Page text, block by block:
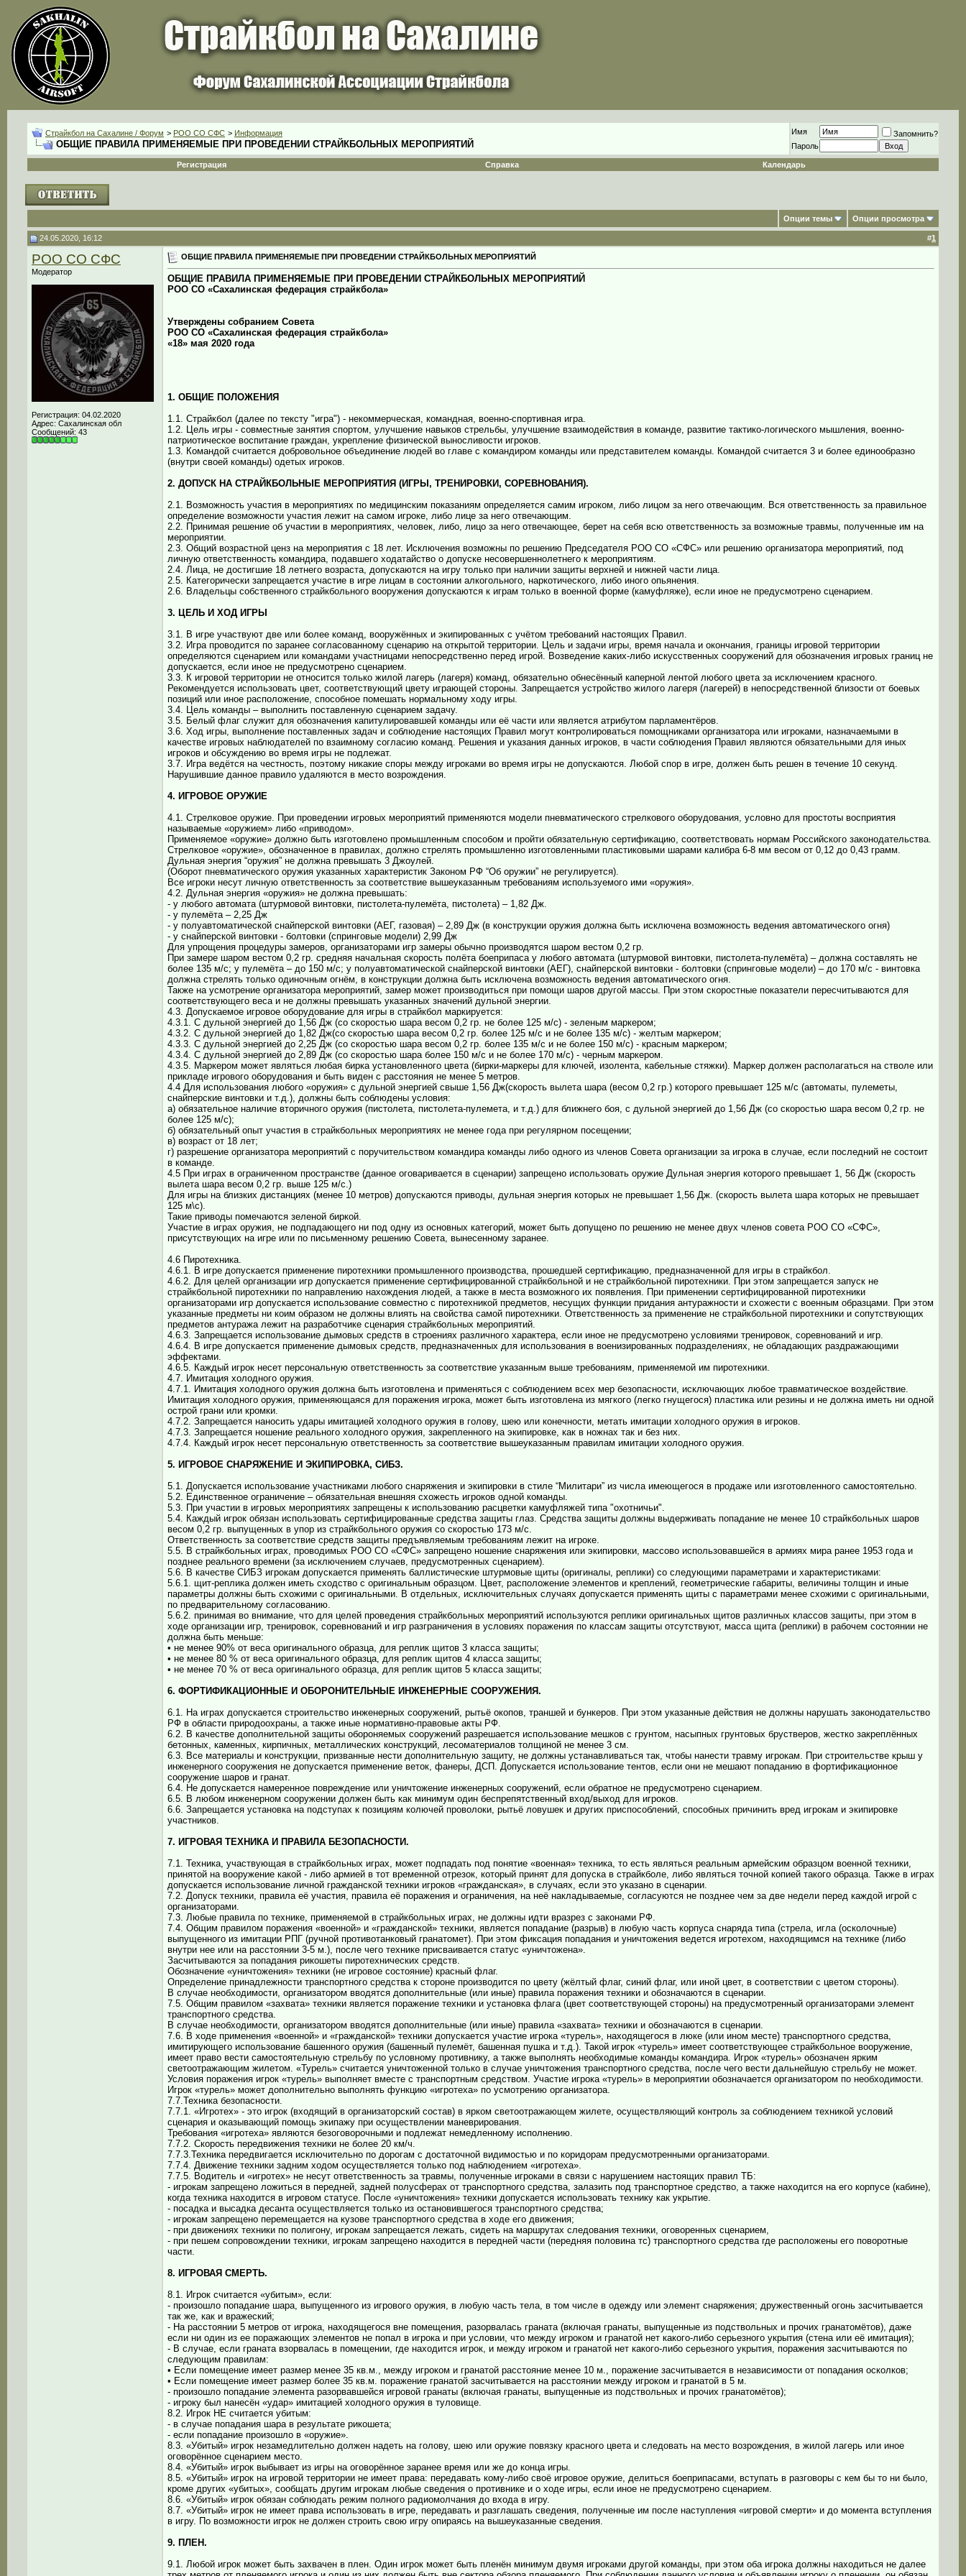
Страйкбол на Сахалине / Форум > РОО СО СФС > Информация
ОБЩИЕ ПРАВИЛА ПРИМЕНЯЕМЫЕ ПРИ ПРОВЕДЕНИИ СТРАЙКБОЛЬНЫХ МЕРОПРИЯТИЙ
Имя
Запомнить?
Пароль
Регистрация Справка Календарь
Опции темы Опции просмотра
24.05.2020, 16:12 #1
РОО СО СФС
Модератор
Регистрация: 04.02.2020
Адрес: Сахалинская обл
Сообщений: 43
ОБЩИЕ ПРАВИЛА ПРИМЕНЯЕМЫЕ ПРИ ПРОВЕДЕНИИ СТРАЙКБОЛЬНЫХ МЕРОПРИЯТИЙ
ОБЩИЕ ПРАВИЛА ПРИМЕНЯЕМЫЕ ПРИ ПРОВЕДЕНИИ СТРАЙКБОЛЬНЫХ МЕРОПРИЯТИЙ
РОО СО «Сахалинская федерация страйкбола»
Утверждены собранием Совета
РОО СО «Сахалинская федерация страйкбола»
«18» мая 2020 года
1. ОБЩИЕ ПОЛОЖЕНИЯ
1.1. Страйкбол (далее по тексту "игра") - некоммерческая, командная, военно-спортивная игра.
1.2. Цель игры - совместные занятия спортом, улучшение навыков стрельбы, улучшение взаимодействия в команде, развитие тактико-логического мышления, военно-
патриотическое воспитание граждан, укрепление физической выносливости игроков.
1.3. Командой считается добровольное объединение людей во главе с командиром команды или представителем команды. Командой считается 3 и более единообразно
(внутри своей команды) одетых игроков.
2. ДОПУСК НА СТРАЙКБОЛЬНЫЕ МЕРОПРИЯТИЯ (ИГРЫ, ТРЕНИРОВКИ, СОРЕВНОВАНИЯ).
2.1. Возможность участия в мероприятиях по медицинским показаниям определяется самим игроком, либо лицом за него отвечающим. Вся ответственность за правильное
определение возможности участия лежит на самом игроке, либо лице за него отвечающим.
2.2. Принимая решение об участии в мероприятиях, человек, либо, лицо за него отвечающее, берет на себя всю ответственность за возможные травмы, полученные им на
мероприятии.
2.3. Общий возрастной ценз на мероприятия с 18 лет. Исключения возможны по решению Председателя РОО СО «СФС» или решению организатора мероприятий, под
личную ответственность командира, подавшего ходатайство о допуске несовершеннолетнего к мероприятиям.
2.4. Лица, не достигшие 18 летнего возраста, допускаются на игру только при наличии защиты верхней и нижней части лица.
2.5. Категорически запрещается участие в игре лицам в состоянии алкогольного, наркотического, либо иного опьянения.
2.6. Владельцы собственного страйкбольного вооружения допускаются к играм только в военной форме (камуфляже), если иное не предусмотрено сценарием.
3. ЦЕЛЬ И ХОД ИГРЫ
3.1. В игре участвуют две или более команд, вооружённых и экипированных с учётом требований настоящих Правил.
3.2. Игра проводится по заранее согласованному сценарию на открытой территории. Цель и задачи игры, время начала и окончания, границы игровой территории
определяются сценарием или командами участницами непосредственно перед игрой. Возведение каких-либо искусственных сооружений для обозначения игровых границ не
допускается, если иное не предусмотрено сценарием.
3.3. К игровой территории не относится только жилой лагерь (лагеря) команд, обязательно обнесённый каперной лентой любого цвета за исключением красного.
Рекомендуется использовать цвет, соответствующий цвету играющей стороны. Запрещается устройство жилого лагеря (лагерей) в непосредственной близости от боевых
позиций или иное расположение, способное помешать нормальному ходу игры.
3.4. Цель команды – выполнить поставленную сценарием задачу.
3.5. Белый флаг служит для обозначения капитулировавшей команды или её части или является атрибутом парламентёров.
3.6. Ход игры, выполнение поставленных задач и соблюдение настоящих Правил могут контролироваться помощниками организатора или игроками, назначаемыми в
качестве игровых наблюдателей по взаимному согласию команд. Решения и указания данных игроков, в части соблюдения Правил являются обязательными для иных
игроков и обсуждению во время игры не подлежат.
3.7. Игра ведётся на честность, поэтому никакие споры между игроками во время игры не допускаются. Любой спор в игре, должен быть решен в течение 10 секунд.
Нарушившие данное правило удаляются в место возрождения.
4. ИГРОВОЕ ОРУЖИЕ
4.1. Стрелковое оружие. При проведении игровых мероприятий применяются модели пневматического стрелкового оборудования, условно для простоты восприятия
называемые «оружием» либо «приводом».
Применяемое «оружие» должно быть изготовлено промышленным способом и пройти обязательную сертификацию, соответствовать нормам Российского законодательства.
Стрелковое «оружие», обозначенное в правилах, должно стрелять промышленно изготовленными пластиковыми шарами калибра 6-8 мм весом от 0,12 до 0,43 грамм.
Дульная энергия “оружия” не должна превышать 3 Джоулей.
(Оборот пневматического оружия указанных характеристик Законом РФ “Об оружии” не регулируется).
Все игроки несут личную ответственность за соответствие вышеуказанным требованиям используемого ими «оружия».
4.2. Дульная энергия «оружия» не должна превышать:
- у любого автомата (штурмовой винтовки, пистолета-пулемёта, пистолета) – 1,82 Дж.
- у пулемёта – 2,25 Дж
- у полуавтоматической снайперской винтовки (АЕГ, газовая) – 2,89 Дж (в конструкции оружия должна быть исключена возможность ведения автоматического огня)
- у снайперской винтовки - болтовки (спринговые модели) 2,99 Дж
Для упрощения процедуры замеров, организаторами игр замеры обычно производятся шаром вестом 0,2 гр.
При замере шаром вестом 0,2 гр. средняя начальная скорость полёта боеприпаса у любого автомата (штурмовой винтовки, пистолета-пулемёта) – должна составлять не
более 135 м/с; у пулемёта – до 150 м/с; у полуавтоматической снайперской винтовки (АЕГ), снайперской винтовки - болтовки (спринговые модели) – до 170 м/с - винтовка
должна стрелять только одиночным огнём, в конструкции должна быть исключена возможность ведения автоматического огня.
Также на усмотрение организатора мероприятий, замер может производиться при помощи шаров другой массы. При этом скоростные показатели пересчитываются для
соответствующего веса и не должны превышать указанных значений дульной энергии.
4.3. Допускаемое игровое оборудование для игры в страйкбол маркируется:
4.3.1. С дульной энергией до 1,56 Дж (со скоростью шара весом 0,2 гр. не более 125 м/с) - зеленым маркером;
4.3.2. С дульной энергией до 1,82 Дж(со скоростью шара весом 0,2 гр. более 125 м/с и не более 135 м/с) - желтым маркером;
4.3.3. С дульной энергией до 2,25 Дж (со скоростью шара весом 0,2 гр. более 135 м/с и не более 150 м/с) - красным маркером;
4.3.4. С дульной энергией до 2,89 Дж (со скоростью шара более 150 м/с и не более 170 м/с) - черным маркером.
4.3.5. Маркером может являться любая бирка установленного цвета (бирки-маркеры для ключей, изолента, кабельные стяжки). Маркер должен располагаться на стволе или
прикладе игрового оборудования и быть виден с расстояния не менее 5 метров.
4.4 Для использования любого «оружия» с дульной энергией свыше 1,56 Дж(скорость вылета шара (весом 0,2 гр.) которого превышает 125 м/с (автоматы, пулеметы,
снайперские винтовки и т.д.), должны быть соблюдены условия:
а) обязательное наличие вторичного оружия (пистолета, пистолета-пулемета, и т.д.) для ближнего боя, с дульной энергией до 1,56 Дж (со скоростью шара весом 0,2 гр. не
более 125 м/с);
б) обязательный опыт участия в страйкбольных мероприятиях не менее года при регулярном посещении;
в) возраст от 18 лет;
г) разрешение организатора мероприятий с поручительством командира команды либо одного из членов Совета организации за игрока в случае, если последний не состоит
в команде.
4.5 При играх в ограниченном пространстве (данное оговаривается в сценарии) запрещено использовать оружие Дульная энергия которого превышает 1, 56 Дж (скорость
вылета шара весом 0,2 гр. выше 125 м/с.)
Для игры на близких дистанциях (менее 10 метров) допускаются приводы, дульная энергия которых не превышает 1,56 Дж. (скорость вылета шара которых не превышает
125 м\с).
Такие приводы помечаются зеленой биркой.
Участие в играх оружия, не подпадающего ни под одну из основных категорий, может быть допущено по решению не менее двух членов совета РОО СО «СФС»,
присутствующих на игре или по письменному решению Совета, вынесенному заранее.
4.6 Пиротехника.
4.6.1. В игре допускается применение пиротехники промышленного производства, прошедшей сертификацию, предназначенной для игры в страйкбол.
4.6.2. Для целей организации игр допускается применение сертифицированной страйкбольной и не страйкбольной пиротехники. При этом запрещается запуск не
страйкбольной пиротехники по направлению нахождения людей, а также в места возможного их появления. При применении сертифицированной пиротехники
организаторами игр допускается использование совместно с пиротехникой предметов, несущих функции придания антуражности и схожести с военным образцами. При этом
указанные предметы ни коим образом не должны влиять на свойства самой пиротехники. Ответственность за применение не страйкбольной пиротехники и сопутствующих
предметов антуража лежит на разработчике сценария страйкбольных мероприятий.
4.6.3. Запрещается использование дымовых средств в строениях различного характера, если иное не предусмотрено условиями тренировок, соревнований и игр.
4.6.4. В игре допускается применение дымовых средств, предназначенных для использования в военизированных подразделениях, не обладающих раздражающими
эффектами.
4.6.5. Каждый игрок несет персональную ответственность за соответствие указанным выше требованиям, применяемой им пиротехники.
4.7. Имитация холодного оружия.
4.7.1. Имитация холодного оружия должна быть изготовлена и применяться с соблюдением всех мер безопасности, исключающих любое травматическое воздействие.
Имитация холодного оружия, применяющаяся для поражения игрока, может быть изготовлена из мягкого (легко гнущегося) пластика или резины и не должна иметь ни одной
острой грани или кромки.
4.7.2. Запрещается наносить удары имитацией холодного оружия в голову, шею или конечности, метать имитации холодного оружия в игроков.
4.7.3. Запрещается ношение реального холодного оружия, закрепленного на экипировке, как в ножнах так и без них.
4.7.4. Каждый игрок несет персональную ответственность за соответствие вышеуказанным правилам имитации холодного оружия.
5. ИГРОВОЕ СНАРЯЖЕНИЕ И ЭКИПИРОВКА, СИБЗ.
5.1. Допускается использование участниками любого снаряжения и экипировки в стиле “Милитари” из числа имеющегося в продаже или изготовленного самостоятельно.
5.2. Единственное ограничение – обязательная внешняя схожесть игроков одной команды.
5.3. При участии в игровых мероприятиях запрещены к использованию расцветки камуфляжей типа "охотничьи".
5.4. Каждый игрок обязан использовать сертифицированные средства защиты глаз. Средства защиты должны выдерживать попадание не менее 10 страйкбольных шаров
весом 0,2 гр. выпущенных в упор из страйкбольного оружия со скоростью 173 м/с.
Ответственность за соответствие средств защиты предъявляемым требованиям лежит на игроке.
5.5. В страйкбольных играх, проводимых РОО СО «СФС» запрещено ношение снаряжения или экипировки, массово использовавшейся в армиях мира ранее 1953 года и
позднее реального времени (за исключением случаев, предусмотренных сценарием).
5.6. В качестве СИБЗ игрокам допускается применять баллистические штурмовые щиты (оригиналы, реплики) со следующими параметрами и характеристиками:
5.6.1. щит-реплика должен иметь сходство с оригинальным образцом. Цвет, расположение элементов и креплений, геометрические габариты, величины толщин и иные
параметры должны быть схожими с оригинальными. В отдельных, исключительных случаях допускается применять щиты с параметрами менее схожими с оригинальными,
по предварительному согласованию.
5.6.2. принимая во внимание, что для целей проведения страйкбольных мероприятий используются реплики оригинальных щитов различных классов защиты, при этом в
ходе организации игр, тренировок, соревнований и игр разграничения в условиях поражения по классам защиты отсутствуют, масса щита (реплики) в рабочем состоянии не
должна быть меньше:
• не менее 90% от веса оригинального образца, для реплик щитов 3 класса защиты;
• не менее 80 % от веса оригинального образца, для реплик щитов 4 класса защиты;
• не менее 70 % от веса оригинального образца, для реплик щитов 5 класса защиты;
6. ФОРТИФИКАЦИОННЫЕ И ОБОРОНИТЕЛЬНЫЕ ИНЖЕНЕРНЫЕ СООРУЖЕНИЯ.
6.1. На играх допускается строительство инженерных сооружений, рытьё окопов, траншей и бункеров. При этом указанные действия не должны нарушать законодательство
РФ в области природоохраны, а также иные нормативно-правовые акты РФ.
6.2. В качестве дополнительной защиты обороняемых сооружений разрешается использование мешков с грунтом, насыпных грунтовых брустверов, жестко закреплённых
бетонных, каменных, кирпичных, металлических конструкций, лесоматериалов толщиной не менее 3 см.
6.3. Все материалы и конструкции, призванные нести дополнительную защиту, не должны устанавливаться так, чтобы нанести травму игрокам. При строительстве крыш у
инженерного сооружения не допускается применение веток, фанеры, ДСП. Допускается использование тентов, если они не мешают попаданию в фортификационное
сооружение шаров и гранат.
6.4. Не допускается намеренное повреждение или уничтожение инженерных сооружений, если обратное не предусмотрено сценарием.
6.5. В любом инженерном сооружении должен быть как минимум один беспрепятственный вход/выход для игроков.
6.6. Запрещается установка на подступах к позициям колючей проволоки, рытьё ловушек и других приспособлений, способных причинить вред игрокам и экипировке
участников.
7. ИГРОВАЯ ТЕХНИКА И ПРАВИЛА БЕЗОПАСНОСТИ.
7.1. Техника, участвующая в страйкбольных играх, может подпадать под понятие «военная» техника, то есть являться реальным армейским образцом военной техники,
принятой на вооружение какой - либо армией в тот временной отрезок, который принят для допуска в страйкболе, либо являться точной копией такого образца. Также в играх
допускается использование личной гражданской техники игроков «гражданская», в случаях, если это указано в сценарии.
7.2. Допуск техники, правила её участия, правила её поражения и ограничения, на неё накладываемые, согласуются не позднее чем за две недели перед каждой игрой с
организаторами.
7.3. Любые правила по технике, применяемой в страйкбольных играх, не должны идти вразрез с законами РФ.
7.4. Общим правилом поражения «военной» и «гражданской» техники, является попадание (разрыв) в любую часть корпуса снаряда типа (стрела, игла (осколочные)
выпущенного из имитации РПГ (ручной противотанковый гранатомет). При этом фиксация попадания и уничтожения ведется игротехом, находящимся на технике (либо
внутри нее или на расстоянии 3-5 м.), после чего технике присваивается статус «уничтожена».
Засчитываются за попадания рикошеты пиротехнических средств.
Обозначение «уничтожения» техники (не игровое состояние) красный флаг.
Определение принадлежности транспортного средства к стороне производится по цвету (жёлтый флаг, синий флаг, или иной цвет, в соответствии с цветом стороны).
В случае необходимости, организатором вводятся дополнительные (или иные) правила поражения техники и обозначаются в сценарии.
7.5. Общим правилом «захвата» техники является поражение техники и установка флага (цвет соответствующей стороны) на предусмотренный организаторами элемент
транспортного средства.
В случае необходимости, организатором вводятся дополнительные (или иные) правила «захвата» техники и обозначаются в сценарии.
7.6. В ходе применения «военной» и «гражданской» техники допускается участие игрока «турель», находящегося в люке (или ином месте) транспортного средства,
имитирующего использование башенного оружия (башенный пулемёт, башенная пушка и т.д.). Такой игрок «турель» имеет соответствующее страйкбольное вооружение,
имеет право вести самостоятельную стрельбу по условному противнику, а также выполнять необходимые команды командира. Игрок «турель» обозначен ярким
светоотражающим жилетом. «Турель» считается уничтоженной только в случае уничтожения транспортного средства, после чего вести дальнейшую стрельбу не может.
Условия поражения игрок «турель» выполняет вместе с транспортным средством. Участие игрока «турель» в мероприятии обозначается организатором по необходимости.
Игрок «турель» может дополнительно выполнять функцию «игротеха» по усмотрению организатора.
7.7.Техника безопасности.
7.7.1. «Игротех» - это игрок (входящий в организаторский состав) в ярком светоотражающем жилете, осуществляющий контроль за соблюдением техникой условий
сценария и оказывающий помощь экипажу при осуществлении маневрирования.
Требования «игротеха» являются безоговорочными и подлежат немедленному исполнению.
7.7.2. Скорость передвижения техники не более 20 км/ч.
7.7.3.Техника передвигается исключительно по дорогам с достаточной видимостью и по коридорам предусмотренными организаторами.
7.7.4. Движение техники задним ходом осуществляется только под наблюдением «игротеха».
7.7.5. Водитель и «игротех» не несут ответственность за травмы, полученные игроками в связи с нарушением настоящих правил ТБ:
- игрокам запрещено ложиться в передней, задней полусферах от транспортного средства, залазить под транспортное средство, а также находится на его корпусе (кабине),
когда техника находится в игровом статусе. После «уничтожения» техники допускается использовать технику как укрытие.
- посадка и высадка десанта осуществляется только из остановившегося транспортного средства;
- игрокам запрещено перемещается на кузове транспортного средства в ходе его движения;
- при движениях техники по полигону, игрокам запрещается лежать, сидеть на маршрутах следования техники, оговоренных сценарием,
- при пешем сопровождении техники, игрокам запрещено находится в передней части (передняя половина тс) транспортного средства где расположены его поворотные
части.
8. ИГРОВАЯ СМЕРТЬ.
8.1. Игрок считается «убитым», если:
- произошло попадание шара, выпущенного из игрового оружия, в любую часть тела, в том числе в одежду или элемент снаряжения; дружественный огонь засчитывается
так же, как и вражеский;
- На расстоянии 5 метров от игрока, находящегося вне помещения, разорвалась граната (включая гранаты, выпущенные из подствольных и прочих гранатомётов), даже
если ни один из ее поражающих элементов не попал в игрока и при условии, что между игроком и гранатой нет какого-либо серьезного укрытия (стена или её имитация);
- В случае, если граната взорвалась в помещении, где находится игрок, и между игроком и гранатой нет какого-либо серьезного укрытия, поражения засчитываются по
следующим правилам:
• Если помещение имеет размер менее 35 кв.м., между игроком и гранатой расстояние менее 10 м., поражение засчитывается в независимости от попадания осколков;
• Если помещение имеет размер более 35 кв.м. поражение гранатой засчитывается на расстоянии между игроком и гранатой в 5 м.
- произошло попадание элемента разорвавшейся игровой гранаты (включая гранаты, выпущенные из подствольных и прочих гранатомётов);
- игроку был нанесён «удар» имитацией холодного оружия в туловище.
8.2. Игрок НЕ считается убитым:
- в случае попадания шара в результате рикошета;
- если попадание произошло в «оружие».
8.3. «Убитый» игрок незамедлительно должен надеть на голову, шею или оружие повязку красного цвета и следовать на место возрождения, в жилой лагерь или иное
оговорённое сценарием место.
8.4. «Убитый» игрок выбывает из игры на оговорённое заранее время или же до конца игры.
8.5. «Убитый» игрок на игровой территории не имеет права: передавать кому-либо своё игровое оружие, делиться боеприпасами, вступать в разговоры с кем бы то ни было,
кроме других «убитых», сообщать другим игрокам любые сведения о противнике и о ходе игры, если иное не предусмотрено сценарием.
8.6. «Убитый» игрок обязан соблюдать режим полного радиомолчания до входа в игру.
8.7. «Убитый» игрок не имеет права использовать в игре, передавать и разглашать сведения, полученные им после наступления «игровой смерти» и до момента вступления
в игру. По возможности игрок не должен строить свою игру опираясь на вышеуказанные сведения.
9. ПЛЕН.
9.1. Любой игрок может быть захвачен в плен. Один игрок может быть пленён минимум двумя игроками другой команды, при этом оба игрока должны находиться не далее